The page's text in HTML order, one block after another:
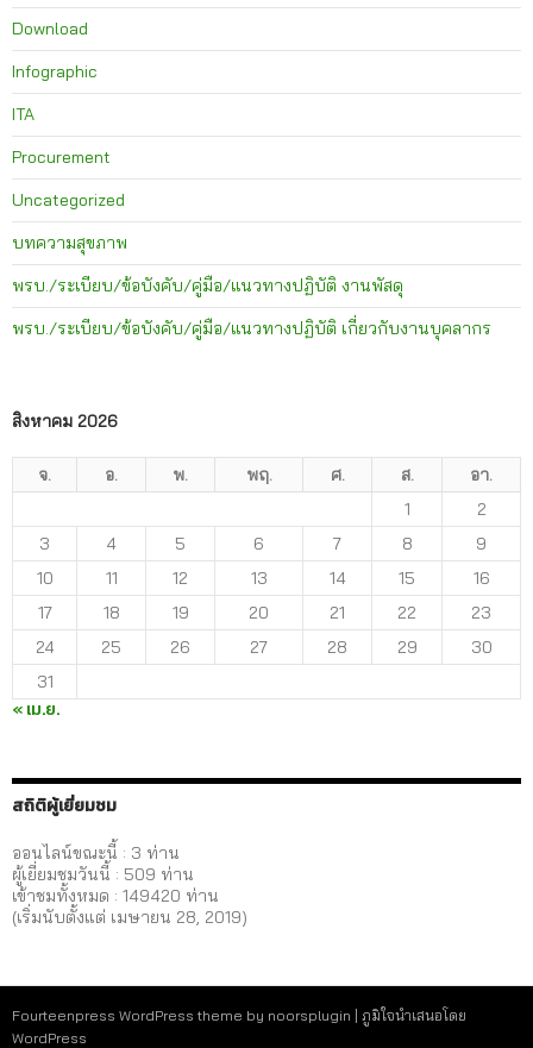
Download
Infographic
ITA
Procurement
Uncategorized
บทความสุขภาพ
พรบ./ระเบียบ/ข้อบังคับ/คู่มือ/แนวทางปฏิบัติ งานพัสดุ
พรบ./ระเบียบ/ข้อบังคับ/คู่มือ/แนวทางปฏิบัติ เกี่ยวกับงานบุคลากร
สิงหาคม 2026
จ. อ. พ. พฤ. ศ. ส.
อา.
1
2
3
4 5 6 7 8
9
10
11 12 13 14 15
16
17
18 19 20 21 22
23
24
25 26 27 28 29
30
31
« เม.ย.
สถิติผู้เยี่ยมชม
ออนไลน์ขณะนี้ : 3 ท่าน
ผู้เยี่ยมชมวันนี้ : 509 ท่าน
เข้าชมทั้งหมด : 149420 ท่าน
(เริ่มนับตั้งแต่ เมษายน 28, 2019)
Fourteenpress WordPress theme by noorsplugin
ภูมิใจนำเสนอโดย
WordPress